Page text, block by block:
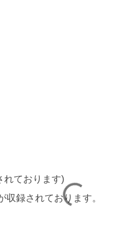
れております)
録されております。